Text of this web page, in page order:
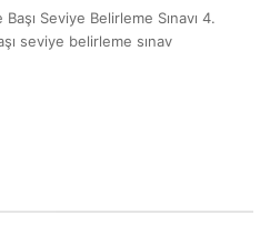
Seviye Belirleme Sınavı 4.
seviye belirleme sınav